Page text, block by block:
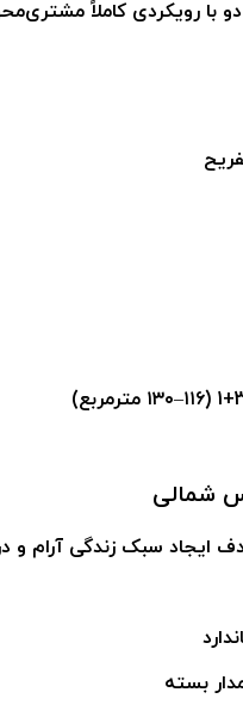
با رویکردی کاملاً
شمالی
ایجاد سبک زندگی آرام و